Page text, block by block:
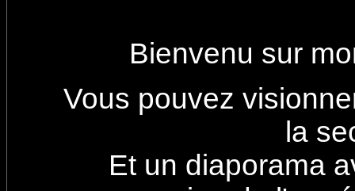
Bienvenu sur
Vous pouvez
la
Et un diaporama